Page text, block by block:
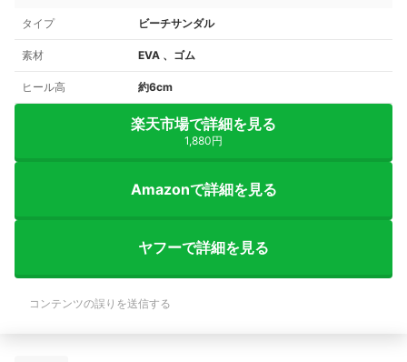
タイプ ビーチサンダル
素材 EVA 、ゴム
ヒール高 約6cm
楽天市場で詳細を見る
1,880円
Amazonで詳細を見る
ヤフーで詳細を見る
コンテンツの誤りを送信する